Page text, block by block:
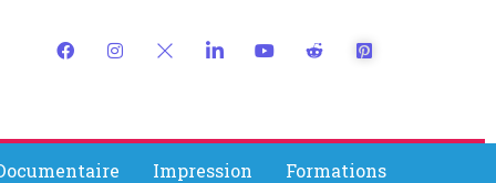
Impression Formations